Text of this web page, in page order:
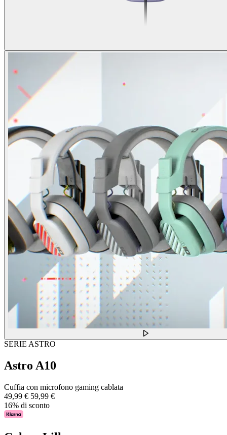
SERIE ASTRO
Astro A10
Cuffia con microfono gaming cablata
49,99 € 59,99 €
16% di sconto